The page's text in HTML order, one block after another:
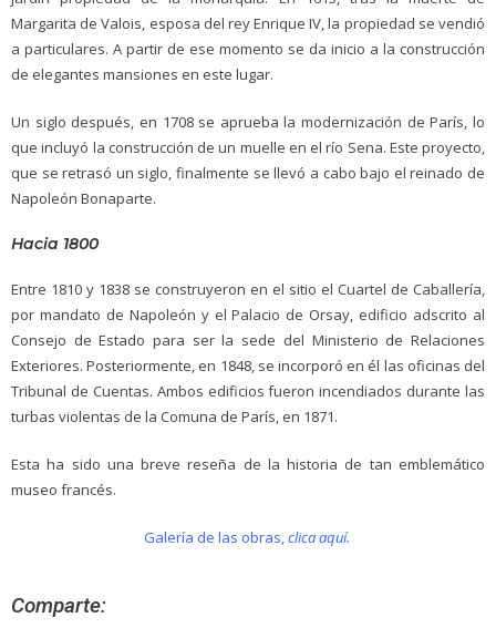
Margarita de Valois, esposa del rey Enrique IV, la propiedad se vendió
a particulares. A partir de ese momento se da inicio a la construcción
de elegantes mansiones en este lugar.
Un siglo después, en 1708 se aprueba la modernización de París, lo
que incluyó la construcción de un muelle en el río Sena. Este proyecto,
que se retrasó un siglo, finalmente se llevó a cabo bajo el reinado de
Napoleón Bonaparte.
Hacia 1800
Entre 1810 y 1838 se construyeron en el sitio el Cuartel de Caballería,
por mandato de Napoleón y el Palacio de Orsay, edificio adscrito al
Consejo de Estado para ser la sede del Ministerio de Relaciones
Exteriores. Posteriormente, en 1848, se incorporó en él las oficinas del
Tribunal de Cuentas. Ambos edificios fueron incendiados durante las
turbas violentas de la Comuna de París, en 1871.
Esta ha sido una breve reseña de la historia de tan emblemático
museo francés.
Galería de las obras, clica aquí.
Comparte: